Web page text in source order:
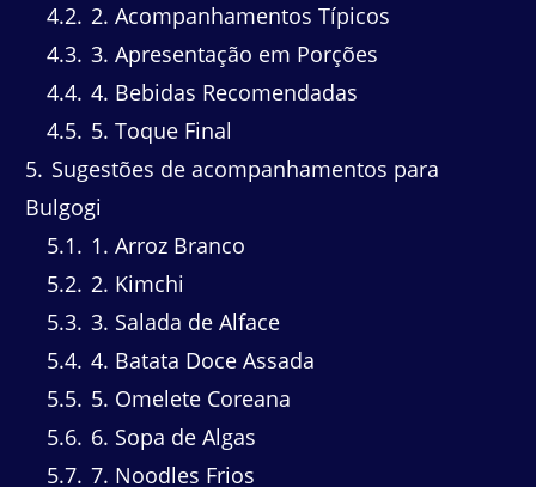
4.2 2. Acompanhamentos Típicos
4.3 3. Apresentação em Porções
4.4 4. Bebidas Recomendadas
4.5 5. Toque Final
5 Sugestões de acompanhamentos para
Bulgogi
5.1
1. Arroz Branco
5.2 2. Kimchi
5.3 3. Salada de Alface
5.4 4. Batata Doce Assada
5.5 5. Omelete Coreana
5.6 6. Sopa de Algas
5.7 7. Noodles Frios